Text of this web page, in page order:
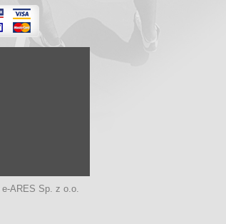
e-ARES Sp. z o.o.